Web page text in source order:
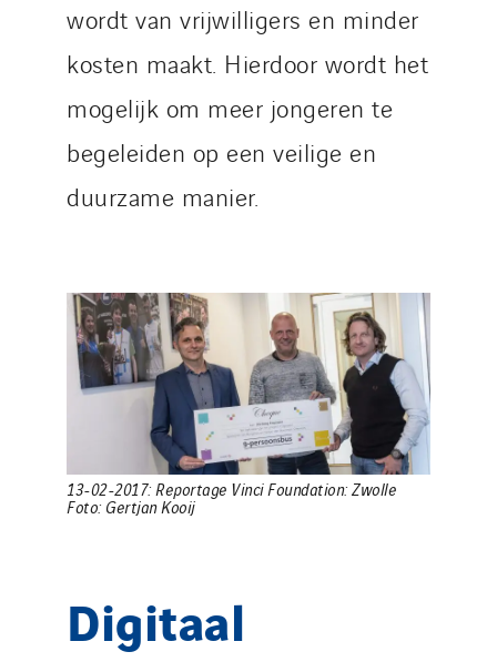
wordt van vrijwilligers en minder
kosten maakt. Hierdoor wordt het
mogelijk om meer jongeren te
begeleiden op een veilige en
duurzame manier.
13-02-2017: Reportage Vinci Foundation: Zwolle
Foto: Gertjan Kooij
Digitaal